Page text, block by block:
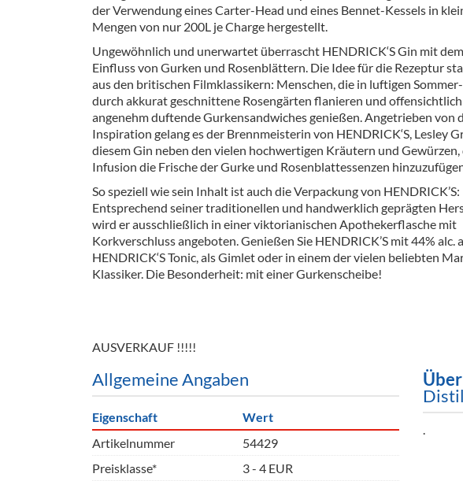
Barzubehör
Equipment
Ausschankwagen
Gläser
Kühlanhänger
Theken + Zubehör
Verpackung
Hygieneartikel & Desinfektion
der Verwendung eines Carter-Head und eines Bennet-Kessels in
Mengen von nur 200L je Charge hergestellt.
Ungewöhnlich und unerwartet überrascht HENDRICK‘S Gin mit dem
Einfluss von Gurken und Rosenblättern. Die Idee für die Rezeptur
aus den britischen Filmklassikern: Menschen, die in luftigen
durch akkurat geschnittene Rosengärten flanieren und
angenehm duftende Gurkensandwiches genießen. Angetrieben von
Inspiration gelang es der Brennmeisterin von HENDRICK‘S, Lesley
diesem Gin neben den vielen hochwertigen Kräutern und Gewürzen,
Infusion die Frische der Gurke und Rosenblattessenzen
So speziell wie sein Inhalt ist auch die Verpackung von HENDRICK’S:
Entsprechend seiner traditionellen und handwerklich geprägten
wird er ausschließlich in einer viktorianischen Apothekerflasche mit
Korkverschluss angeboten. Genießen Sie HENDRICK’S mit 44% alc.
HENDRICK‘S Tonic, als Gimlet oder in einem der vielen beliebten
Klassiker. Die Besonderheit: mit einer Gurkenscheibe!
AUSVERKAUF !!!!!
Allgemeine Angaben
Eigenschaft
Wert
Artikelnummer
54429
Preisklasse*
3 - 4 EUR
.